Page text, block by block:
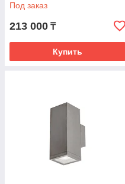
Под заказ
213 000 ₸
Купить